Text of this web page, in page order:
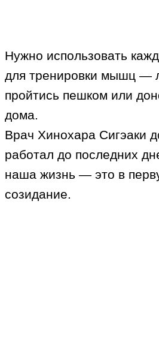
Нужно использовать
для тренировки мышц —
пройтись пешком или
дома.
Врач Хинохара Сигэаки
работал до последних
наша жизнь — это в
созидание.